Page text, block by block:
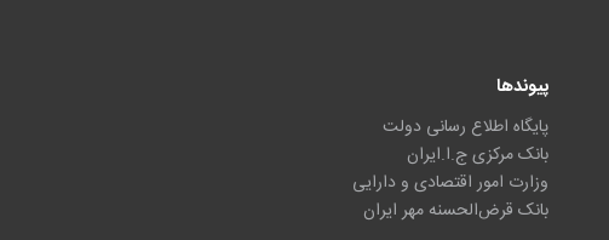
پیوندها
پایگاه اطلاع رسانی دولت
بانک مرکزی ج.ا.ایران
وزارت امور اقتصادی و دارایی
بانک قرض‌الحسنه مهر ایران